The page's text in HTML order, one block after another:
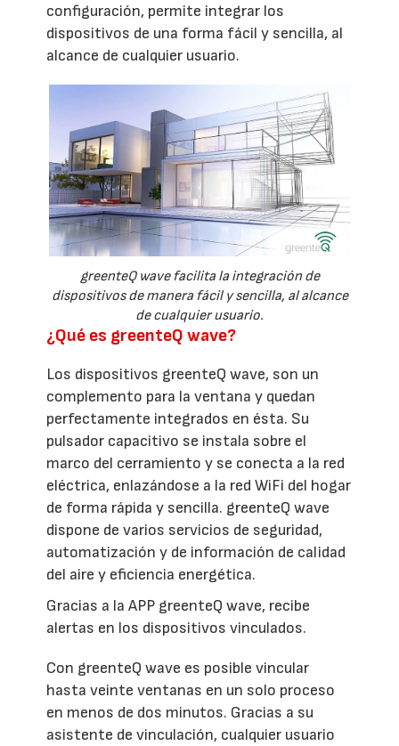
configuración, permite integrar los
dispositivos de una forma fácil y sencilla, al
alcance de cualquier usuario.
greenteQ wave facilita la integración de
dispositivos de manera fácil y sencilla, al alcance
de cualquier usuario.
¿Qué es greenteQ wave?
Los dispositivos greenteQ wave, son un
complemento para la ventana y quedan
perfectamente integrados en ésta. Su
pulsador capacitivo se instala sobre el
marco del cerramiento y se conecta a la red
eléctrica, enlazándose a la red WiFi del hogar
de forma rápida y sencilla. greenteQ wave
dispone de varios servicios de seguridad,
automatización y de información de calidad
del aire y eficiencia energética.
Gracias a la APP greenteQ wave, recibe
alertas en los dispositivos vinculados.
Con greenteQ wave es posible vincular
hasta veinte ventanas en un solo proceso
en menos de dos minutos. Gracias a su
asistente de vinculación, cualquier usuario